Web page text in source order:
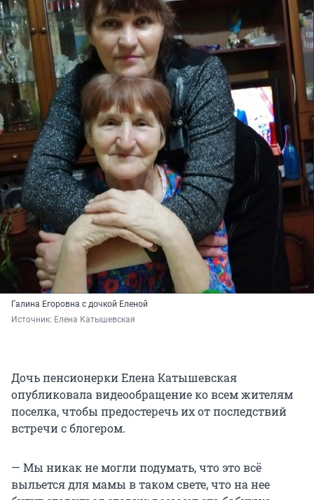
Галина Егоровна с дочкой Еленой
Источник: Елена Катышевская
Дочь пенсионерки Елена Катышевская
опубликовала видеообращение ко всем жителям
поселка, чтобы предостеречь их от последствий
встречи с блогером.
— Мы никак не могли подумать, что это всё
выльется для мамы в таком свете, что на нее